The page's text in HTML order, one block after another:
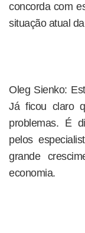
concorda com
situação atual
Oleg Sienko:
Já ficou claro
problemas. É
pelos
grande
economia.